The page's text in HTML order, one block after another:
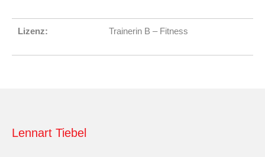
Lizenz: Trainerin B – Fitness
Lennart Tiebel